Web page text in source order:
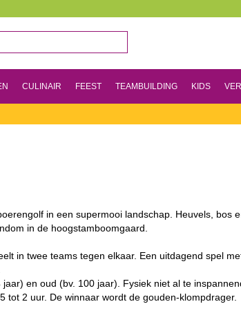
CULINAIR FEEST TEAMBUILDING KIDS
in een supermooi landschap. Heuvels, bos
in de hoogstamboomgaard.
in twee teams tegen elkaar. Een uitdagend spel
jaar) en oud (bv. 100 jaar). Fysiek niet al te
tot 2 uur. De winnaar wordt de gouden-klompdrager.